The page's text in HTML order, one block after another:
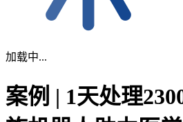
加载中...
案例 | 1天处理